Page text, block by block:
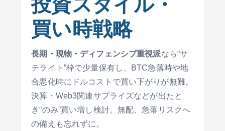
買い時戦略
長期・現物・ディフェンシブ重視派なら“サ
テライト”枠で少量保有し、BTC急落時や地
合悪化時にドルコストで買い下がりが無難。
決算・Web3関連サプライズなどが出たと
き“のみ”買い増し検討。無配、急落リスクへ
の備えも忘れずに。